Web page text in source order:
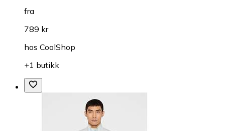
fra
789 kr
hos CoolShop
+1 butikk